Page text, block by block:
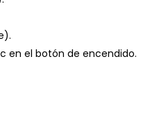
en el botón de encendido.